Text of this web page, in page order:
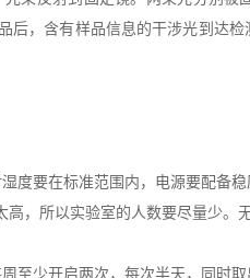
，含有样品信息的干涉光到达
要在标准范围内，电源要配备
，所以实验室的人数要尽量少。
少开启两次，每次半天，同时